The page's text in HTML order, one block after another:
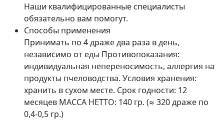
Наши квалифицированные специалисты
обязательно вам помогут.
Способы применения
Принимать по 4 драже два раза в день,
независимо от еды Противопоказания:
индивидуальная непереносимость, аллергия на
продукты пчеловодства. Условия хранения:
хранить в сухом месте. Срок годности: 12
месяцев МАССА НЕТТО: 140 гр. (≈ 320 драже по
0,4-0,5 гр.)